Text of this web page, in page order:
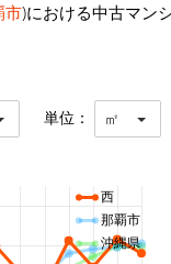
市)における中古マン
単位： ㎡
西
那覇市
沖縄県